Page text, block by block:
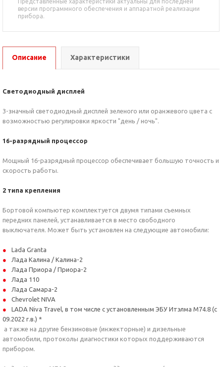
версии программного обеспечения и аппаратной реализации
прибора.
Описание Характеристики
Светодиодный дисплей
3-значный светодиодный дисплей зеленого или оранжевого цвета с
возможностью регулировки яркости "день / ночь".
16-разрядный процессор
Мощный 16-разрядный процессор обеспечивает большую точность и
скорость работы.
2 типа крепления
Бортовой компьютер комплектуется двумя типами съемных
передних панелей, устанавливается в место свободного
выключателя. Может быть установлен на следующие автомобили:
Lada Granta
Лада Калина / Калина-2
Лада Приора / Приора-2
Лада 110
Лада Самара-2
Chevrolet NIVA
LADA Niva Travel, в том числе с установленным ЭБУ Итэлма М74.8 (с
09.2022 г.в.) *
а также на другие бензиновые (инжекторные) и дизельные
автомобили, протоколы диагностики которых поддерживаются
прибором.